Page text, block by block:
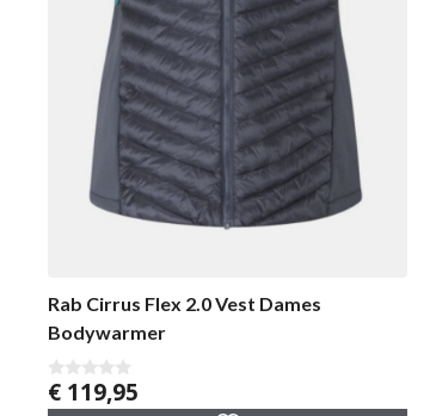
Rab Cirrus Flex 2.0 Vest Dames
Bodywarmer
0
v
€ 119,95